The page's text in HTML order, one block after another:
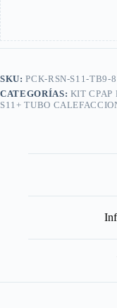
SKU:PCK-RSN-S11-TB9-8
CATEGORÍAS: KIT CPAP
S11+ TUBO